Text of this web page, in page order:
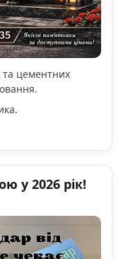
та цементних
у 2026 рік!